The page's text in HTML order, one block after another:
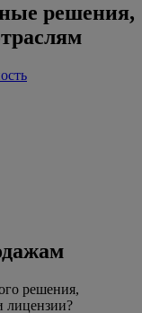
решения,
решения,
лицензии?